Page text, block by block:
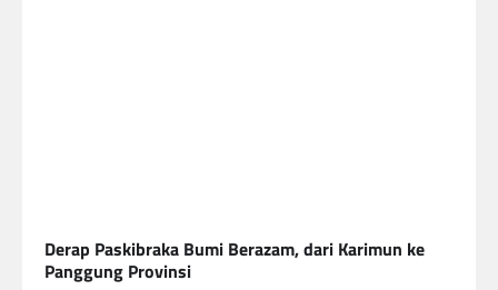
Derap Paskibraka Bumi Berazam, dari Karimun ke
Panggung Provinsi